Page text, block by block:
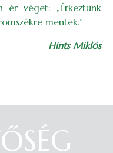
ér véget: „Érkeztünk
mentek.”
Hints Miklós